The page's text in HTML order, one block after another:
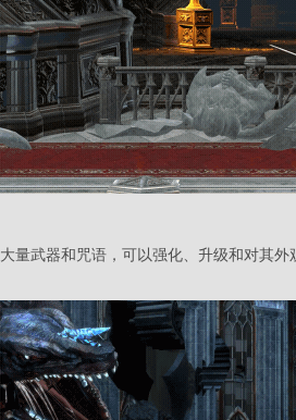
大量武器和咒语，可以强化、升级和对其外